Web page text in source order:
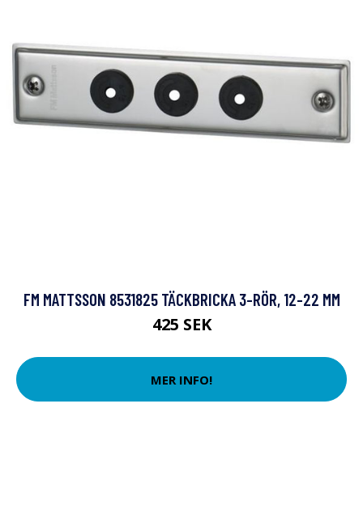
FM MATTSSON 8531825 TÄCKBRICKA 3-RÖR, 12-22 MM
425 SEK
MER INFO!